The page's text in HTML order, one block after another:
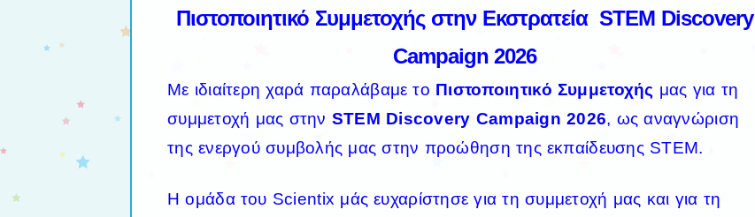
Πιστοποιητικό Συμμετοχής στην Εκστρατεία STEM Discovery
Campaign 2026
Με ιδιαίτερη χαρά παραλάβαμε το Πιστοποιητικό Συμμετοχής μας για τη
συμμετοχή μας στην STEM Discovery Campaign 2026, ως αναγνώριση
της ενεργού συμβολής μας στην προώθηση της εκπαίδευσης STEM.
Η ομάδα του Scientix μάς ευχαρίστησε για τη συμμετοχή μας και για τη